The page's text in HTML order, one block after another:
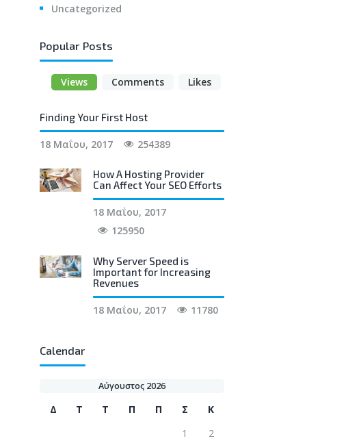
Uncategorized
Popular Posts
Views Comments Likes
Finding Your First Host
18 Μαΐου, 2017 254389
How A Hosting Provider
Can Affect Your SEO Efforts
18 Μαΐου, 2017
125950
Why Server Speed is
Important for Increasing
Revenues
18 Μαΐου, 2017 11780
Calendar
Αύγουστος 2026
Δ Τ Τ Π Π Σ
Κ
1
2